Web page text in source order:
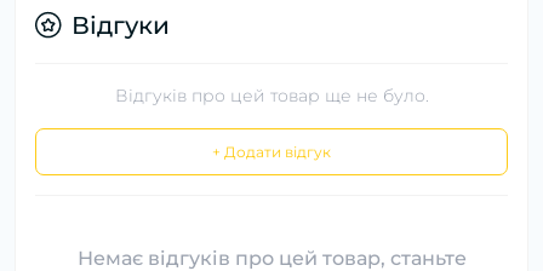
Відгуки
Відгуків про цей товар ще не було.
+ Додати відгук
Немає відгуків про цей товар, станьте